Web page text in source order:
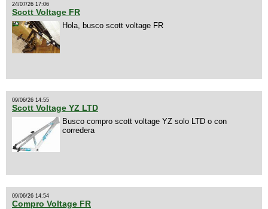
24/07/26 17:06
Scott Voltage FR
Hola, busco scott voltage FR
09/06/26 14:55
Scott Voltage YZ LTD
Busco compro scott voltage YZ solo LTD o con
corredera
09/06/26 14:54
Compro Voltage FR